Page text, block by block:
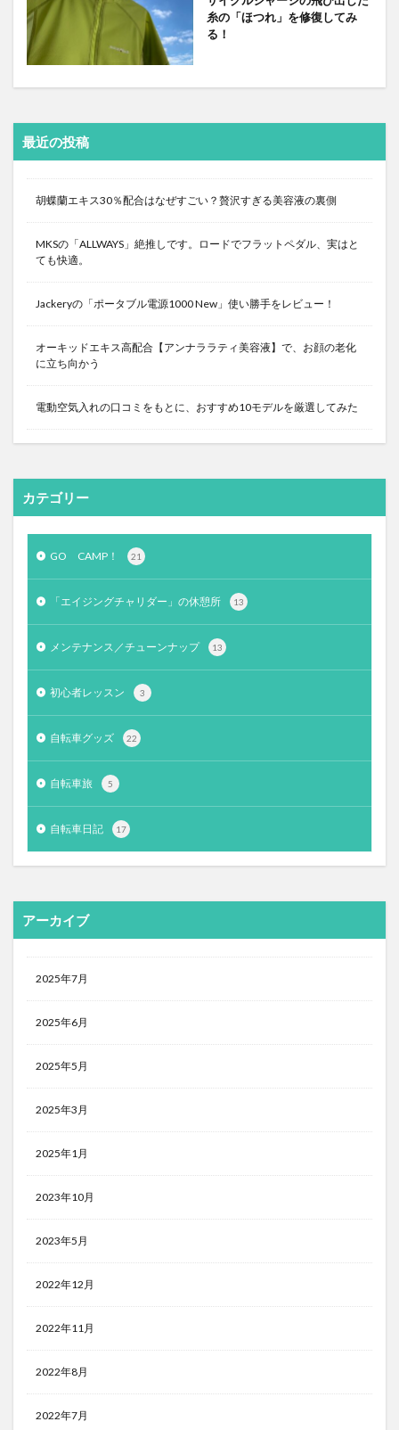
糸の「ほつれ」を修復してみ
る！
最近の投稿
胡蝶蘭エキス30％配合はなぜすごい？贅沢すぎる美容液の裏側
MKSの「ALLWAYS」絶推しです。ロードでフラットペダル、実はと
ても快適。
Jackeryの「ポータブル電源1000 New」使い勝手をレビュー！
オーキッドエキス高配合【アンナララティ美容液】で、お顔の老化
に立ち向かう
電動空気入れの口コミをもとに、おすすめ10モデルを厳選してみた
カテゴリー
GO CAMP！ 21
「エイジングチャリダー」の休憩所 13
メンテナンス／チューンナップ 13
初心者レッスン 3
自転車グッズ 22
自転車旅 5
自転車日記 17
アーカイブ
2025年7月
2025年6月
2025年5月
2025年3月
2025年1月
2023年10月
2023年5月
2022年12月
2022年11月
2022年8月
2022年7月